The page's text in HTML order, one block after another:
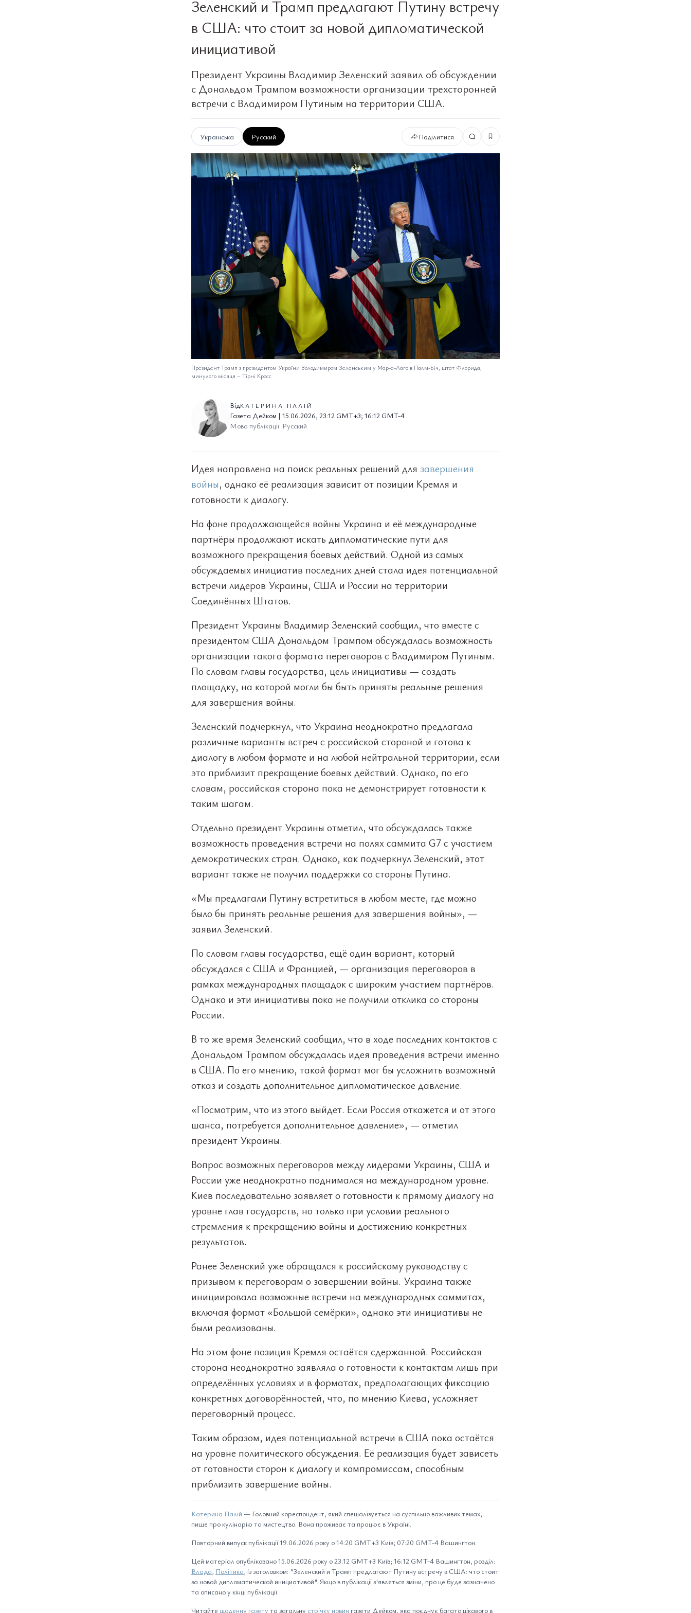
Зеленский и Трамп предлагают Путину встречу
в США: что стоит за новой дипломатической
инициативой
Президент Украины Владимир Зеленский заявил об обсуждении
с Дональдом Трампом возможности организации трехсторонней
встречи с Владимиром Путиным на территории США.
Українська Русский Поділитися
Президент Трамп з президентом України Володимиром Зеленським у Мар-а-Лаго в Палм-Біч, штат Флорида,
минулого місяця – Тірні Кросс
ВідКАТЕРИНА ПАЛІЙ
Газета Дейком | 15.06.2026, 23:12 GMT+3; 16:12 GMT-4
Мова публікації: Русский
Идея направлена на поиск реальных решений для завершения
войны, однако её реализация зависит от позиции Кремля и
готовности к диалогу.
На фоне продолжающейся войны Украина и её международные
партнёры продолжают искать дипломатические пути для
возможного прекращения боевых действий. Одной из самых
обсуждаемых инициатив последних дней стала идея потенциальной
встречи лидеров Украины, США и России на территории
Соединённых Штатов.
Президент Украины Владимир Зеленский сообщил, что вместе с
президентом США Дональдом Трампом обсуждалась возможность
организации такого формата переговоров с Владимиром Путиным.
По словам главы государства, цель инициативы — создать
площадку, на которой могли бы быть приняты реальные решения
для завершения войны.
Зеленский подчеркнул, что Украина неоднократно предлагала
различные варианты встреч с российской стороной и готова к
диалогу в любом формате и на любой нейтральной территории, если
это приблизит прекращение боевых действий. Однако, по его
словам, российская сторона пока не демонстрирует готовности к
таким шагам.
Отдельно президент Украины отметил, что обсуждалась также
возможность проведения встречи на полях саммита G7 с участием
демократических стран. Однако, как подчеркнул Зеленский, этот
вариант также не получил поддержки со стороны Путина.
«Мы предлагали Путину встретиться в любом месте, где можно
было бы принять реальные решения для завершения войны», —
заявил Зеленский.
По словам главы государства, ещё один вариант, который
обсуждался с США и Францией, — организация переговоров в
рамках международных площадок с широким участием партнёров.
Однако и эти инициативы пока не получили отклика со стороны
России.
В то же время Зеленский сообщил, что в ходе последних контактов с
Дональдом Трампом обсуждалась идея проведения встречи именно
в США. По его мнению, такой формат мог бы усложнить возможный
отказ и создать дополнительное дипломатическое давление.
«Посмотрим, что из этого выйдет. Если Россия откажется и от этого
шанса, потребуется дополнительное давление», — отметил
президент Украины.
Вопрос возможных переговоров между лидерами Украины, США и
России уже неоднократно поднимался на международном уровне.
Киев последовательно заявляет о готовности к прямому диалогу на
уровне глав государств, но только при условии реального
стремления к прекращению войны и достижению конкретных
результатов.
Ранее Зеленский уже обращался к российскому руководству с
призывом к переговорам о завершении войны. Украина также
инициировала возможные встречи на международных саммитах,
включая формат «Большой семёрки», однако эти инициативы не
были реализованы.
На этом фоне позиция Кремля остаётся сдержанной. Российская
сторона неоднократно заявляла о готовности к контактам лишь при
определённых условиях и в форматах, предполагающих фиксацию
конкретных договорённостей, что, по мнению Киева, усложняет
переговорный процесс.
Таким образом, идея потенциальной встречи в США пока остаётся
на уровне политического обсуждения. Её реализация будет зависеть
от готовности сторон к диалогу и компромиссам, способным
приблизить завершение войны.
Катерина Палій — Головний кореспондент, який спеціалізується на суспільно важливих темах,
пише про кулінарію та мистецтво. Вона проживає та працює в Україні.
Повторний випуск публікації 19.06.2026 року о 14:20 GMT+3 Київ; 07:20 GMT-4 Вашингтон.
Цей матеріал опубліковано 15.06.2026 року о 23:12 GMT+3 Київ; 16:12 GMT-4 Вашингтон, розділ:
Влада, Політика, із заголовком: "Зеленский и Трамп предлагают Путину встречу в США: что стоит
за новой дипломатической инициативой". Якщо в публікації з'являться зміни, про це буде зазначено
та описано у кінці публікації.
Читайте щоденну газету та загальну стрічку новин газети Дейком, яка поєднує багато цікавого в